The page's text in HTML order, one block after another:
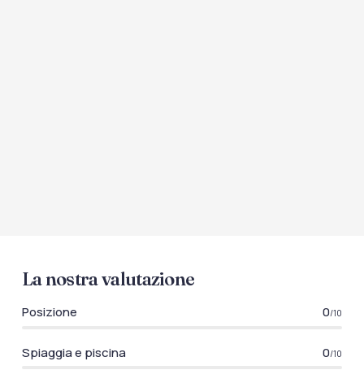
La nostra valutazione
Posizione 0/10
Spiaggia e piscina 0/10